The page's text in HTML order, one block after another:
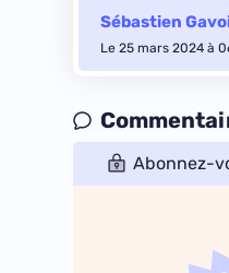
Sébastien
Le 25 mars 2024 à
Abonnez-